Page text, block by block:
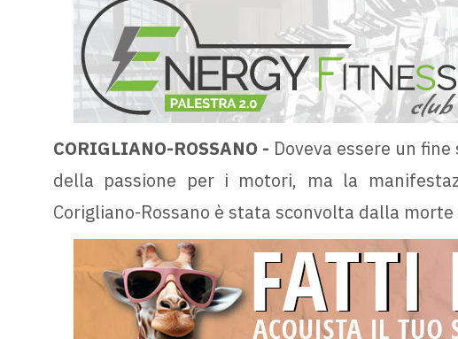
CORIGLIANO-ROSSANO - Doveva essere un
della passione per i motori, ma la
Corigliano-Rossano è stata sconvolta dalla